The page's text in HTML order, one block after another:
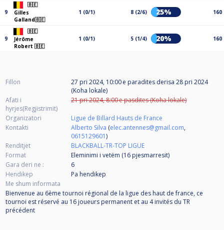
9
🇧🇪
Gilles
Galland🇧🇪
1 (0/1) 8 (2/6) 25% 160
9
🇧🇪
Jérôme
Robert 🇧🇪
1 (0/1) 5 (1/4) 20% 160
Fillon 27 pri 2024, 10:00 e paradites derisa 28 pri 2024
(Koha lokale)
Afati i
hyrjes(Regjistrimit)
21 pri 2024, 8:00 e pasdites (Koha lokale)
Organizatori
Ligue de Billard Hauts de France
Kontakti
Alberto Silva (elec.antennes@gmail.com,
0615129601)
Renditjet
BLACKBALL-TR-TOP LIGUE
Format
Eleminimi i vetëm (16 pjesmarresit)
Gara deri ne :
6
Hendikep
Pa hendikep
Me shum informata
Bienvenue au 6ème tournoi régional de la ligue des haut de france, ce
tournoi est réservé au 16 joueurs permanent et au 4 invités du TR
précédent